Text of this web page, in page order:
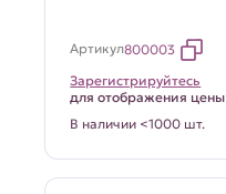
Артикул800003
Зарегистрируйтесь
для отображения цены
В наличии <1000 шт.